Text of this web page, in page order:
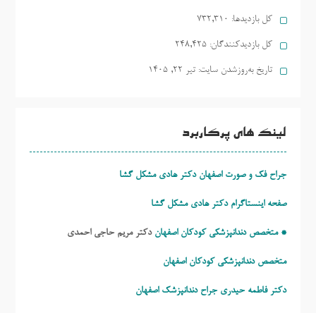
کل بازدیدها: 732,310
کل بازدیدکنند‌گان: 248,425
تاریخ به‌روزشدن سایت: تیر ۲۲, ۱۴۰۵
لینک های پرکاربرد
جراح فک و صورت اصفهان دکتر هادی مشکل گشا
صفحه اینستاگرام دکتر هادی مشکل گشا
* متخصص دندانپزشکی کودکان اصفهان دکتر مریم حاجی احمدی
متخصص دندانپزشکی کودکان اصفهان
دکتر فاطمه حیدری جراح دندانپزشک اصفهان